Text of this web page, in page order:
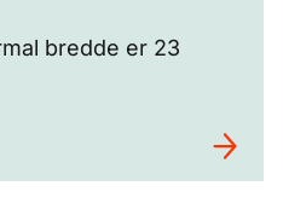
bredde er 23